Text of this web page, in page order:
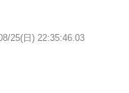
25(日) 22:35:46.03